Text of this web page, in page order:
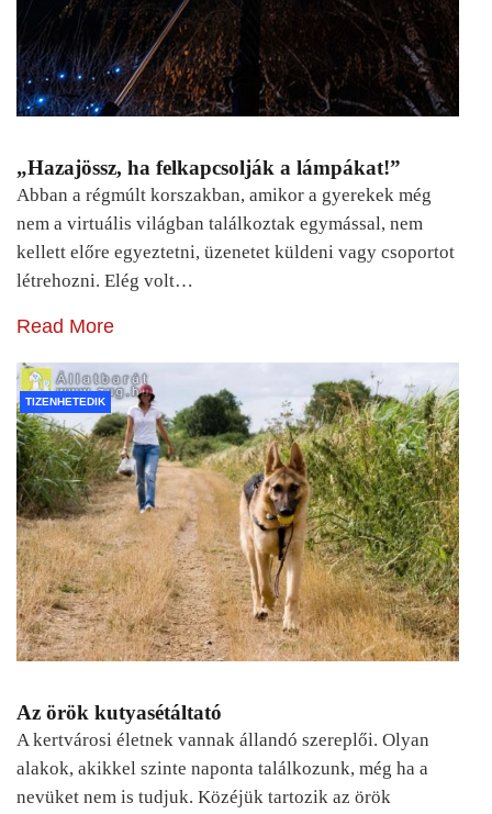
„Hazajössz, ha felkapcsolják a lámpákat!”
Abban a régmúlt korszakban, amikor a gyerekek még
nem a virtuális világban találkoztak egymással, nem
kellett előre egyeztetni, üzenetet küldeni vagy csoportot
létrehozni. Elég volt…
Read More
TIZENHETEDIK
Az örök kutyasétáltató
A kertvárosi életnek vannak állandó szereplői. Olyan
alakok, akikkel szinte naponta találkozunk, még ha a
nevüket nem is tudjuk. Közéjük tartozik az örök